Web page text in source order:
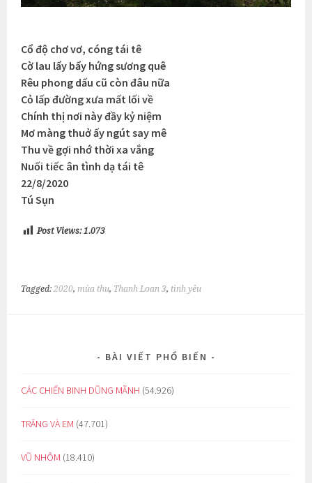
Cổ độ chơ vơ, cóng tái tê
Cờ lau lẩy bẩy hứng sương quê
Rêu phong dấu cũ còn đâu nữa
Cỏ lấp đường xưa mất lối về
Chính thị nơi này đầy kỷ niệm
Mơ màng thuở ấy ngút say mê
Thu về gợi nhớ thời xa vắng
Nuối tiếc ân tình dạ tái tê
22/8/2020
Tú Sụn
Post Views: 1.073
Tagged:2020,mùa thu, Thanh Loan 3, tình yêu
BÀI VIẾT PHỔ BIẾN
CÁC CHIẾN BINH DŨNG MÃNH (54.926)
TRĂNG VÀ EM (47.701)
VŨ NHÔM (18.410)